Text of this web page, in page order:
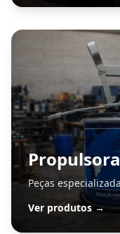
Peças
Ver produtos →